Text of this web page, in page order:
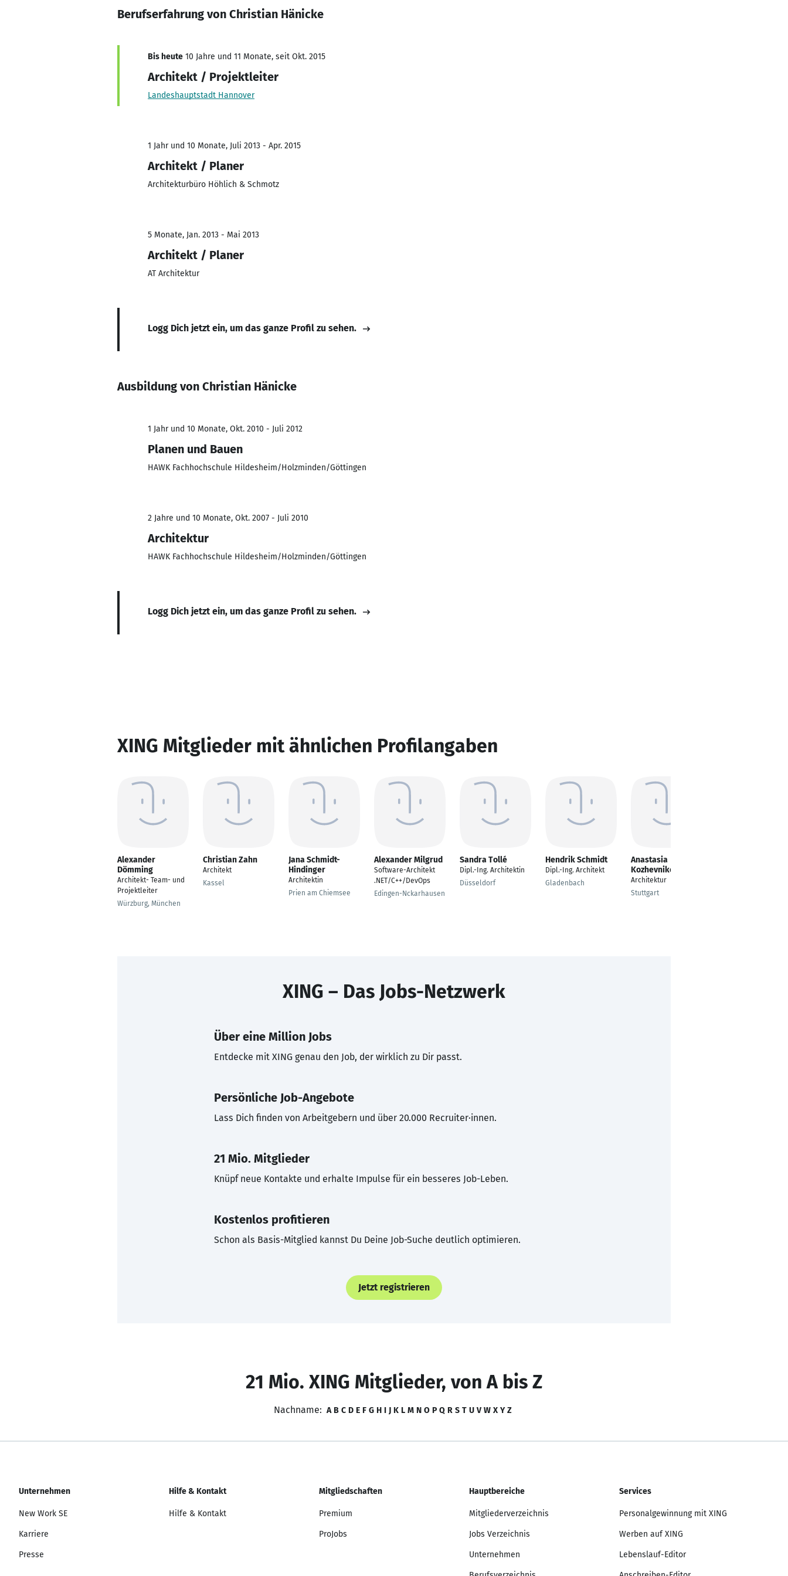
Berufserfahrung von Christian Hänicke
Bis heute 10 Jahre und 11 Monate, seit Okt. 2015
Architekt / Projektleiter
Landeshauptstadt Hannover
1 Jahr und 10 Monate, Juli 2013 - Apr. 2015
Architekt / Planer
Architekturbüro Höhlich & Schmotz
5 Monate, Jan. 2013 - Mai 2013
Architekt / Planer
AT Architektur
Logg Dich jetzt ein, um das ganze Profil zu sehen.
Ausbildung von Christian Hänicke
1 Jahr und 10 Monate, Okt. 2010 - Juli 2012
Planen und Bauen
HAWK Fachhochschule Hildesheim/Holzminden/Göttingen
2 Jahre und 10 Monate, Okt. 2007 - Juli 2010
Architektur
HAWK Fachhochschule Hildesheim/Holzminden/Göttingen
Logg Dich jetzt ein, um das ganze Profil zu sehen.
XING Mitglieder mit ähnlichen Profilangaben
Alexander
Dömming
Architekt- Team- und
Projektleiter
Würzburg, München
Christian Zahn
Architekt
Kassel
Jana Schmidt-
Hindinger
Architektin
Prien am Chiemsee
Alexander Milgrud
Software-Architekt
.NET/C++/DevOps
Edingen-Nckarhausen
Sandra Tollé
Dipl.-Ing. Architektin
Düsseldorf
Hendrik Schmidt
Dipl.-Ing. Architekt
Gladenbach
Anastasia
Kozhevnikova
Architektur
Stuttgart
XING – Das Jobs-Netzwerk
Über eine Million Jobs
Entdecke mit XING genau den Job, der wirklich zu Dir passt.
Persönliche Job-Angebote
Lass Dich finden von Arbeitgebern und über 20.000 Recruiter·innen.
21 Mio. Mitglieder
Knüpf neue Kontakte und erhalte Impulse für ein besseres Job-Leben.
Kostenlos profitieren
Schon als Basis-Mitglied kannst Du Deine Job-Suche deutlich optimieren.
Jetzt registrieren
21 Mio. XING Mitglieder, von A bis Z
Nachname: A B C D E F G H I J K L M N O P Q R S T U V W X Y Z
Unternehmen
New Work SE
Karriere
Presse
Hilfe & Kontakt
Hilfe & Kontakt
Mitgliedschaften
Premium
ProJobs
Hauptbereiche
Mitgliederverzeichnis
Jobs Verzeichnis
Unternehmen
Services
Personalgewinnung mit XING
Werben auf XING
Lebenslauf-Editor